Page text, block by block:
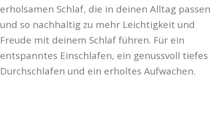
erholsamen Schlaf, die in deinen Alltag passen
und so nachhaltig zu mehr Leichtigkeit und
Freude mit deinem Schlaf führen. Für ein
entspanntes Einschlafen, ein genussvoll tiefes
Durchschlafen und ein erholtes Aufwachen.